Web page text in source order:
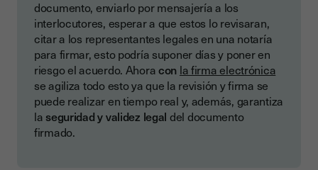
documento, enviarlo por mensajería a los
interlocutores, esperar a que estos lo revisaran,
citar a los representantes legales en una notaría
para firmar, esto podría suponer días y poner en
riesgo el acuerdo. Ahoracon la firma electrónica
se agiliza todo esto ya que la revisión y firma se
puede realizar en tiempo real y, además, garantiza
la seguridad y validez legal del documento
firmado.